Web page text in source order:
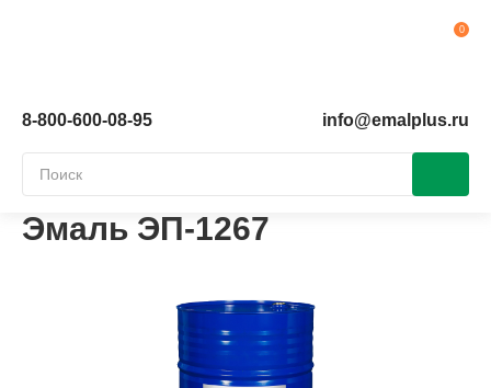
8-800-600-08-95 info@emalplus.ru
Эмаль ЭП-1267